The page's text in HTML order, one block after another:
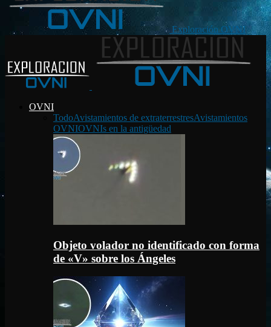
Exploración OVNI
OVNI
TodoAvistamientos de extraterrestresAvistamientos
OVNIOVNIs en la antigüedad
Objeto volador no identificado con forma
de «V» sobre los Ángeles